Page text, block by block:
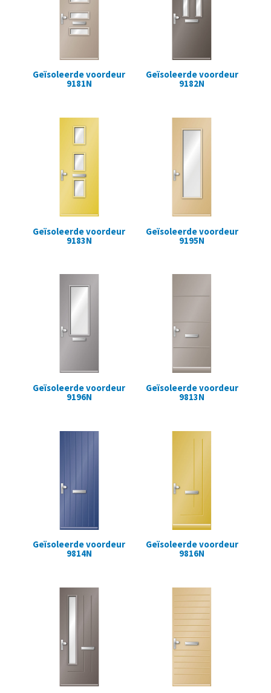
Geïsoleerde voordeur
9181N
Geïsoleerde voordeur
9182N
Geïsoleerde voordeur
9183N
Geïsoleerde voordeur
9195N
Geïsoleerde voordeur
9196N
Geïsoleerde voordeur
9813N
Geïsoleerde voordeur
9814N
Geïsoleerde voordeur
9816N